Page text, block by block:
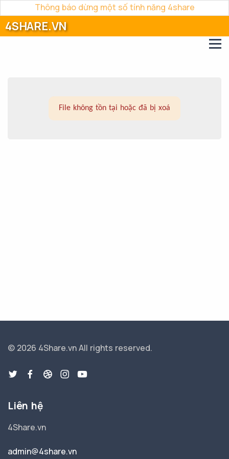
Thông báo dừng một số tính năng 4share
4SHARE.VN
File không tồn tại hoặc đã bị xoá
© 2026 4Share.vnAll rights reserved.
Liên hệ
4Share.vn
admin@4share.vn